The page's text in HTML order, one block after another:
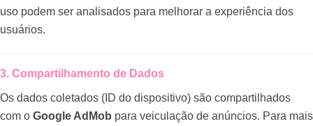
uso podem ser analisados para melhorar a experiência dos
usuários.
3. Compartilhamento de Dados
Os dados coletados (ID do dispositivo) são compartilhados
com o Google AdMob para veiculação de anúncios. Para mais